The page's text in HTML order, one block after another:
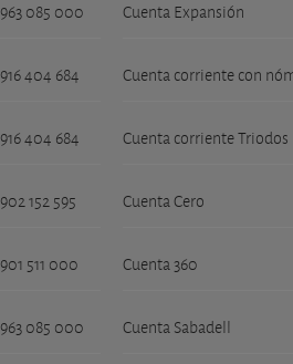
963 085 000 Cuenta Expansión
916 404 684 Cuenta corriente con
916 404 684 Cuenta corriente Triodos
902 152 595 Cuenta Cero
901 511 000 Cuenta 360
963 085 000 Cuenta Sabadell